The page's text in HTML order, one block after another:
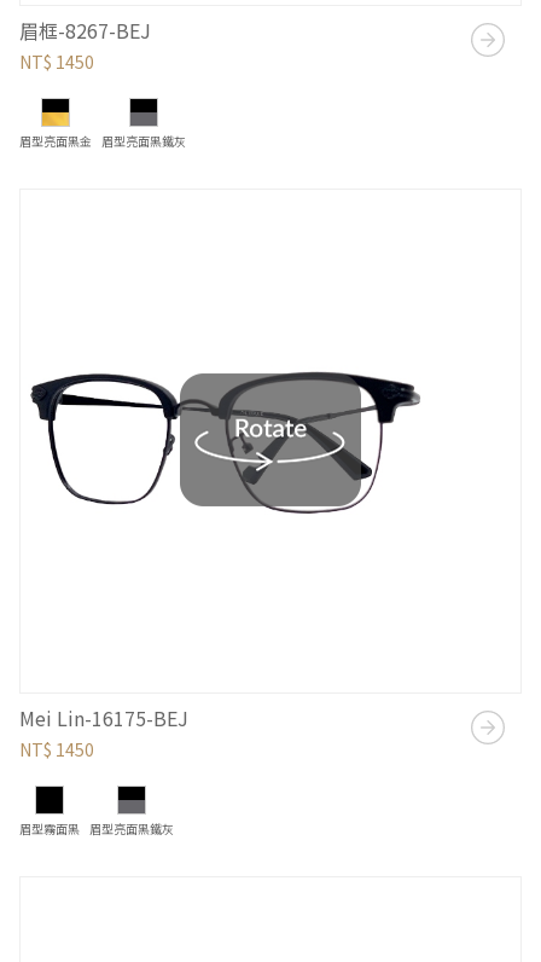
眉框-8267-BEJ
NT$ 1450
眉型亮面黑金 眉型亮面黑鐵灰
Mei Lin-16175-BEJ
NT$ 1450
眉型霧面黑 眉型亮面黑鐵灰